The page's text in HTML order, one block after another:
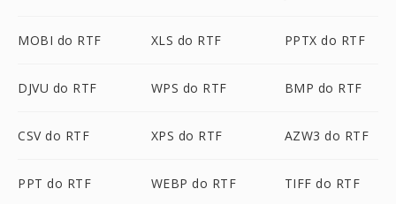
MOBI do RTF XLS do RTF PPTX do RTF
DJVU do RTF WPS do RTF BMP do RTF
CSV do RTF XPS do RTF AZW3 do RTF
PPT do RTF WEBP do RTF TIFF do RTF